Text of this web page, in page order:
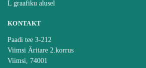
L graafiku alusel
KONTAKT
Paadi tee 3-212
Viimsi Äritare 2.korrus
Viimsi, 74001